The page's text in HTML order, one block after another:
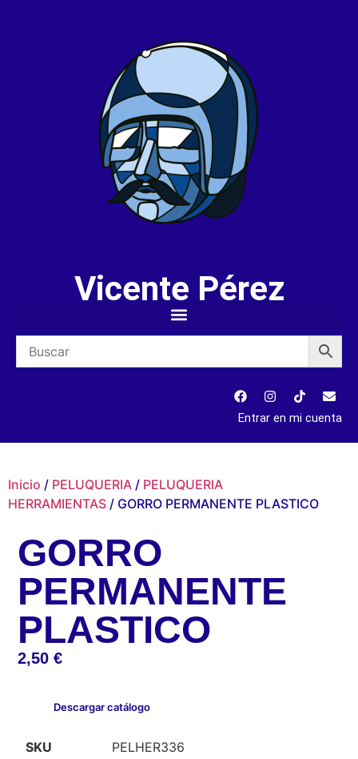
Vicente Pérez
Entrar en mi cuenta
Inicio / PELUQUERIA / PELUQUERIA
HERRAMIENTAS / GORRO PERMANENTE PLASTICO
GORRO
PERMANENTE
PLASTICO
2,50€
Descargar catálogo
SKU
PELHER336